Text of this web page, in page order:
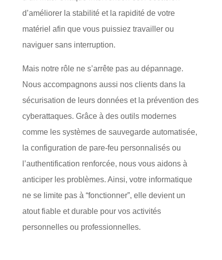
d’améliorer la stabilité et la rapidité de votre
matériel afin que vous puissiez travailler ou
naviguer sans interruption.
Mais notre rôle ne s’arrête pas au dépannage.
Nous accompagnons aussi nos clients dans la
sécurisation de leurs données et la prévention des
cyberattaques. Grâce à des outils modernes
comme les systèmes de sauvegarde automatisée,
la configuration de pare-feu personnalisés ou
l’authentification renforcée, nous vous aidons à
anticiper les problèmes. Ainsi, votre informatique
ne se limite pas à “fonctionner”, elle devient un
atout fiable et durable pour vos activités
personnelles ou professionnelles.